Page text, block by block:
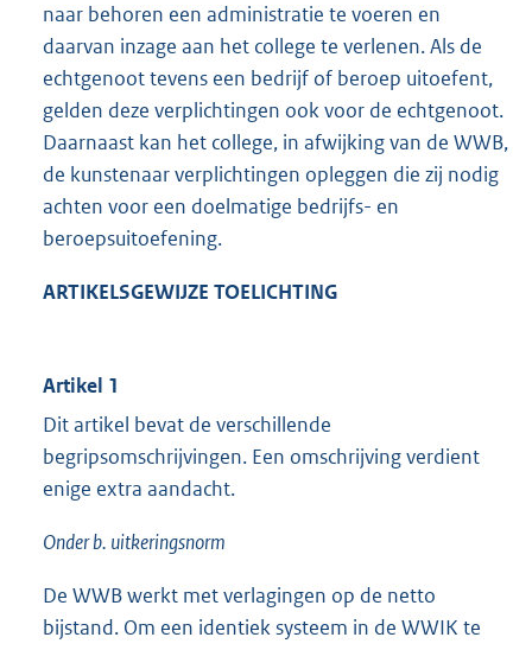
naar behoren een administratie te voeren en
daarvan inzage aan het college te verlenen. Als de
echtgenoot tevens een bedrijf of beroep uitoefent,
gelden deze verplichtingen ook voor de echtgenoot.
Daarnaast kan het college, in afwijking van de WWB,
de kunstenaar verplichtingen opleggen die zij nodig
achten voor een doelmatige bedrijfs- en
beroepsuitoefening.
ARTIKELSGEWIJZE TOELICHTING
Artikel 1
Dit artikel bevat de verschillende
begripsomschrijvingen. Een omschrijving verdient
enige extra aandacht.
Onder b. uitkeringsnorm
De WWB werkt met verlagingen op de netto
bijstand. Om een identiek systeem in de WWIK te